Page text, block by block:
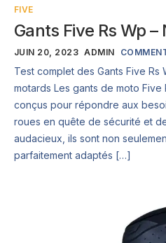
FIVE
Gants Five Rs Wp –
JUIN 20, 2023 ADMIN
Test complet des Gants Five Rs
motards Les gants de moto Five
conçus pour répondre aux
roues en quête de sécurité et
audacieux, ils sont non
parfaitement adaptés […]